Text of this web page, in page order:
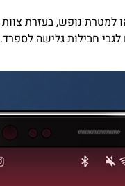
חבילות גלישה לספרד.